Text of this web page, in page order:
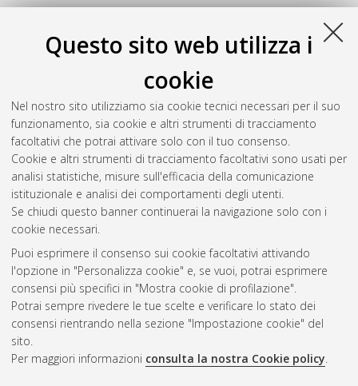
Questo sito web utilizza i
cookie
Nel nostro sito utilizziamo sia cookie tecnici necessari per il suo
funzionamento, sia cookie e altri strumenti di tracciamento
facoltativi che potrai attivare solo con il tuo consenso.
Cookie e altri strumenti di tracciamento facoltativi sono usati per
analisi statistiche, misure sull'efficacia della comunicazione
istituzionale e analisi dei comportamenti degli utenti.
Se chiudi questo banner continuerai la navigazione solo con i
cookie necessari.
Puoi esprimere il consenso sui cookie facoltativi attivando
l'opzione in "Personalizza cookie" e, se vuoi, potrai esprimere
consensi più specifici in "Mostra cookie di profilazione".
Potrai sempre rivedere le tue scelte e verificare lo stato dei
consensi rientrando nella sezione "Impostazione cookie" del
sito.
Per maggiori informazioni consulta la nostra Cookie policy.
B
Berardo, Luca
potenziali livelli di adattamento raggiungibili nell’area
magistrale], Università di Bologna, Corso di Studio inAnalisi e
gestione dell'ambiente [LM-DM270] - Ravenna, Documento
ad accesso riservato.
Questa lista e' stata generata ilSat Aug 8 21:00:43 2026
CEST
Atom
Rss 1.0
Rss 2.0
AMS Laurea